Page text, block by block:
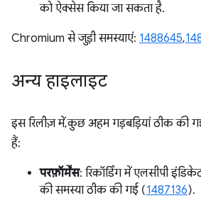
को ऐक्सेस किया जा सकता है.
Chromium से जुड़ी समस्याएं: 1488645,
अन्य हाइलाइट
इस रिलीज़ में, कुछ अहम गड़बड़ियां ठीक की
हैं:
परफ़ॉर्मेंस: रिकॉर्डिंग में एलसीपी
की समस्या ठीक की गई (1487136).